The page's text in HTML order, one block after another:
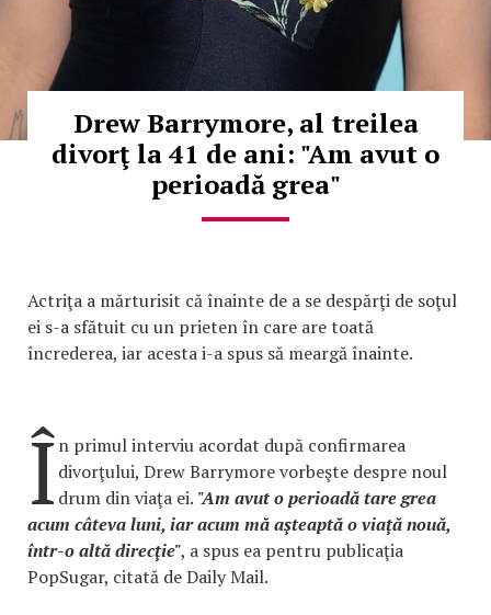
Drew Barrymore, al treilea
divorţ la 41 de ani: "Am avut o
perioadă grea"
Actriţa a mărturisit că înainte de a se despărţi de soţul
ei s-a sfătuit cu un prieten în care are toată
încrederea, iar acesta i-a spus să meargă înainte.
În primul interviu acordat după confirmarea
divorţului, Drew Barrymore vorbeşte despre noul
drum din viaţa ei. "Am avut o perioadă tare grea
acum câteva luni, iar acum mă aşteaptă o viaţă nouă,
într-o altă direcţie", a spus ea pentru publicaţia
PopSugar, citată de Daily Mail.